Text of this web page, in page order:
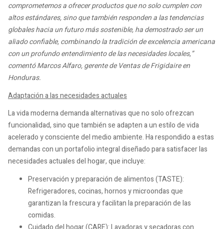
comprometemos a ofrecer productos que no solo cumplen con
altos estándares, sino que también responden a las tendencias
globales hacia un futuro más sostenible, ha demostrado ser un
aliado confiable, combinando la tradición de excelencia americana
con un profundo entendimiento de las necesidades locales,”
comentó Marcos Alfaro, gerente de Ventas de Frigidaire en
Honduras.
Adaptación a las necesidades actuales
La vida moderna demanda alternativas que no solo ofrezcan
funcionalidad, sino que también se adapten a un estilo de vida
acelerado y consciente del medio ambiente. Ha respondido a estas
demandas con un portafolio integral diseñado para satisfacer las
necesidades actuales del hogar, que incluye:
Preservación y preparación de alimentos (TASTE):
Refrigeradores, cocinas, hornos y microondas que
garantizan la frescura y facilitan la preparación de las
comidas.